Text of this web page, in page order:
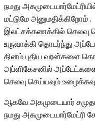
நமது
மட்டுமே அனுமதிக்கிறோம் .
இலட்சக்கணக்கில் செலவு
உருவாக்கி தொடர்ந்து
தினம் புதிய வரன்களை
அப்ளிகேசனில்
செலவு செய்யவும்
ஆகவே அகமுடையார்
நமது